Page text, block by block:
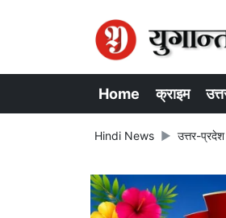
Home क्राइम
Hindi News उत्तर-प्रदेश